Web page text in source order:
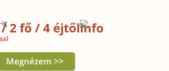
ig/ 2 fő / 4 éjtől
Megnézem >>